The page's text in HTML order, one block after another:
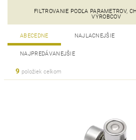
FILTROVANIE PODĽA PARAMETROV,
VÝROBCOV
ABECEDNE NAJLACNEJŠIE
NAJPREDÁVANEJŠIE
9 položiek celkom